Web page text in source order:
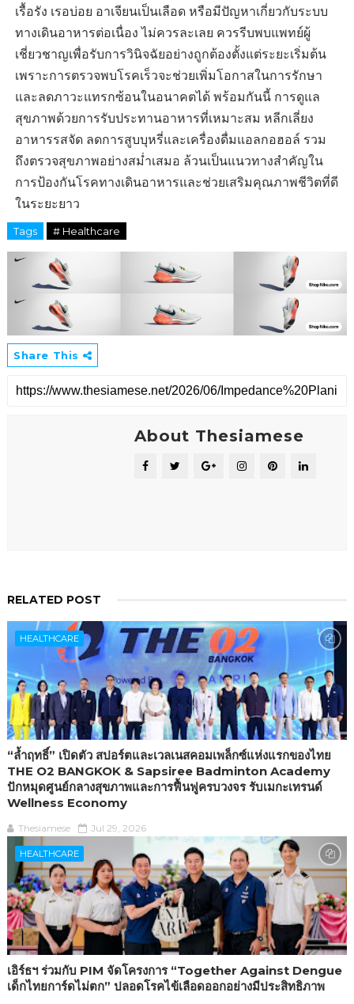
เรื้อรัง เรอบ่อย อาเจียนเป็นเลือด หรือมีปัญหาเกี่ยวกับระบบ
ทางเดินอาหารต่อเนื่อง ไม่ควรละเลย ควรรีบพบแพทย์ผู้
เชี่ยวชาญเพื่อรับการวินิจฉัยอย่างถูกต้องตั้งแต่ระยะเริ่มต้น
เพราะการตรวจพบโรคเร็วจะช่วยเพิ่มโอกาสในการรักษา
และลดภาวะแทรกซ้อนในอนาคตได้ พร้อมกันนี้ การดูแล
สุขภาพด้วยการรับประทานอาหารที่เหมาะสม หลีกเลี่ยง
อาหารรสจัด ลดการสูบบุหรี่และเครื่องดื่มแอลกอฮอล์ รวม
ถึงตรวจสุขภาพอย่างสม่ำเสมอ ล้วนเป็นแนวทางสำคัญใน
การป้องกันโรคทางเดินอาหารและช่วยเสริมคุณภาพชีวิตที่ดี
ในระยะยาว
Tags # Healthcare
Share This
About Thesiamese
RELATED POST
HEALTHCARE
“ล้ำฤทธิ์” เปิดตัว สปอร์ตและเวลเนสคอมเพล็กซ์แห่งแรกของไทย
THE O2 BANGKOK & Sapsiree Badminton Academy
ปักหมุดศูนย์กลางสุขภาพและการฟื้นฟูครบวงจร รับเมกะเทรนด์
Wellness Economy
Thesiamese Jul 29, 2026
HEALTHCARE
เอิร์ธฯ ร่วมกับ PIM จัดโครงการ “Together Against Dengue
เด็กไทยการ์ดไม่ตก” ปลอดโรคไข้เลือดออกอย่างมีประสิทธิภาพ